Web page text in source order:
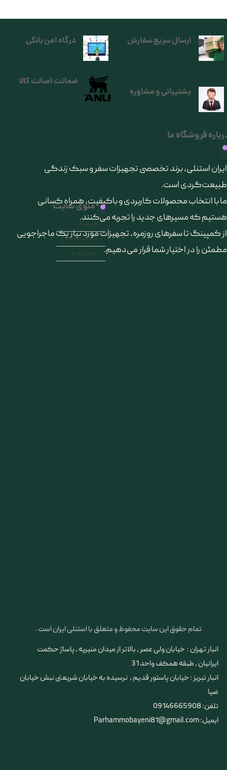
تمام حقوق این سایت محفوظ و متعلق با استنلی ایران است .
ارسال سریع سفارش
فروشگاه ما
​ایران استنلی، برند تخصصی تجهیزات سفر و سبک زندگی
طبیعت‌گردی است.
ما با انتخاب محصولات کاربردی و باکیفیت، همراه کسانی
هستیم که مسیرهای جدید را تجربه می‌کنند.
از کمپینگ تا سفرهای روزمره، تجهیزات مورد نیاز یک ماجراجویی
مطمئن را در اختیار شما قرار می‌دهیم.
منوی سایت
فروشگاه
سوالات متداول
تماس با ما
انبار تهران : خیابان ولی عصر ، بالاتر از میدان منیریه ، پاساژ حکمت
ایرانیان ، طبقه همکف واحد 31
​​​​​​​انبار تبریز : خیابان پاستور قدیم ، نرسیده به خیابان شریعتی نبش خیابان
ضیا
تلفن: 09146665908
ایمیل: Parhammobayeni81@gmail.com
درگاه امن بانکی
پشتیبانی و مشاوره
ضمانت اصالت کالا